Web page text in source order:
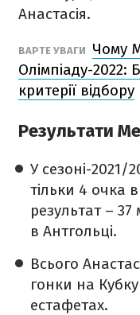
Анастасія.
ВАРТЕ УВАГИ
Чому
Олімпіаду-2022:
критерії відбору
Результати
У сезоні-
тільки 4 очка
результат – 37
в Антгольці.
Всього
гонки на
естафетах.